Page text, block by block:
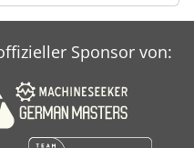
Sponsor von: